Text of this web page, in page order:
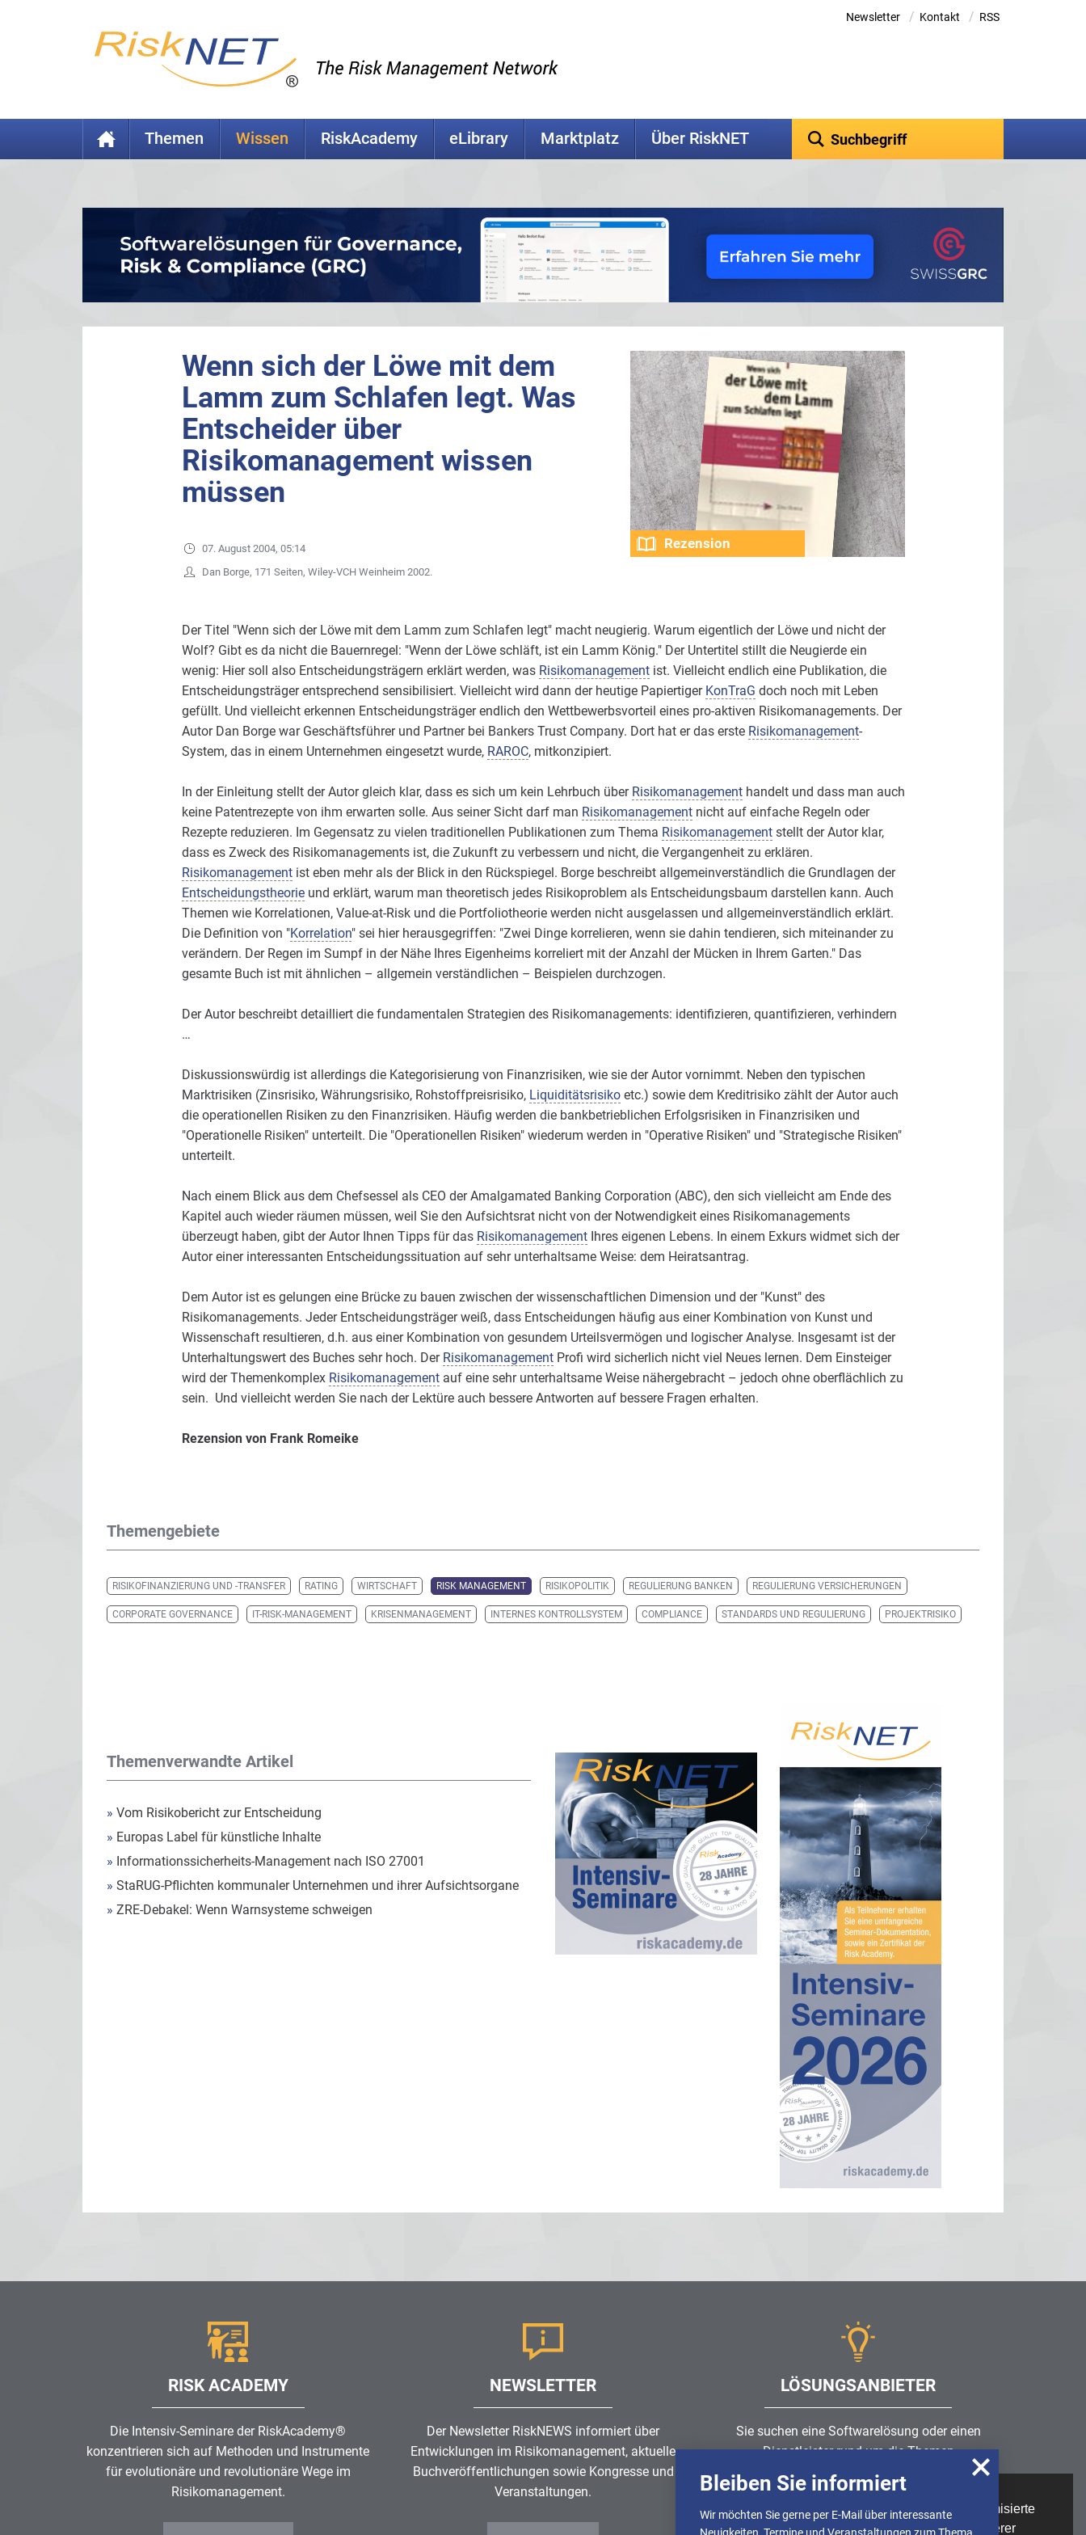
Wir nutzen Cookies, um u.A. anonymisierte
Informationen über die Nutzung unserer
Newsletter / Kontakt / RSS
Themen Wissen RiskAcademy eLibrary Marktplatz Über RiskNET
Wenn sich der Löwe mit dem
Lamm zum Schlafen legt. Was
Entscheider über
Risikomanagement wissen
müssen
07. August 2004, 05:14
Dan Borge, 171 Seiten, Wiley-VCH Weinheim 2002.
Rezension
Der Titel "Wenn sich der Löwe mit dem Lamm zum Schlafen legt" macht neugierig. Warum eigentlich der Löwe und nicht der
Wolf? Gibt es da nicht die Bauernregel: "Wenn der Löwe schläft, ist ein Lamm König." Der Untertitel stillt die Neugierde ein
wenig: Hier soll also Entscheidungsträgern erklärt werden, was Risikomanagementist. Vielleicht endlich eine Publikation, die
Entscheidungsträger entsprechend sensibilisiert. Vielleicht wird dann der heutige Papiertiger KonTraG doch noch mit Leben
gefüllt. Und vielleicht erkennen Entscheidungsträger endlich den Wettbewerbsvorteil eines pro-aktiven Risikomanagements. Der
Autor Dan Borge war Geschäftsführer und Partner bei Bankers Trust Company. Dort hat er das erste Risikomanagement-
System, das in einem Unternehmen eingesetzt wurde, RAROC, mitkonzipiert.
In der Einleitung stellt der Autor gleich klar, dass es sich um kein Lehrbuch über Risikomanagementhandelt und dass man auch
keine Patentrezepte von ihm erwarten solle. Aus seiner Sicht darf man Risikomanagementnicht auf einfache Regeln oder
Rezepte reduzieren. Im Gegensatz zu vielen traditionellen Publikationen zum Thema Risikomanagementstellt der Autor klar,
dass es Zweck des Risikomanagements ist, die Zukunft zu verbessern und nicht, die Vergangenheit zu erklären.
Risikomanagementist eben mehr als der Blick in den Rückspiegel. Borge beschreibt allgemeinverständlich die Grundlagen der
Entscheidungstheorieund erklärt, warum man theoretisch jedes Risikoproblem als Entscheidungsbaum darstellen kann. Auch
Themen wie Korrelationen, Value-at-Risk und die Portfoliotheorie werden nicht ausgelassen und allgemeinverständlich erklärt.
Die Definition von "Korrelation" sei hier herausgegriffen: "Zwei Dinge korrelieren, wenn sie dahin tendieren, sich miteinander zu
verändern. Der Regen im Sumpf in der Nähe Ihres Eigenheims korreliert mit der Anzahl der Mücken in Ihrem Garten." Das
gesamte Buch ist mit ähnlichen – allgemein verständlichen – Beispielen durchzogen.
Der Autor beschreibt detailliert die fundamentalen Strategien des Risikomanagements: identifizieren, quantifizieren, verhindern
…
Diskussionswürdig ist allerdings die Kategorisierung von Finanzrisiken, wie sie der Autor vornimmt. Neben den typischen
Marktrisiken (Zinsrisiko, Währungsrisiko, Rohstoffpreisrisiko, Liquiditätsrisikoetc.) sowie dem Kreditrisiko zählt der Autor auch
die operationellen Risiken zu den Finanzrisiken. Häufig werden die bankbetrieblichen Erfolgsrisiken in Finanzrisiken und
"Operationelle Risiken" unterteilt. Die "Operationellen Risiken" wiederum werden in "Operative Risiken" und "Strategische Risiken"
unterteilt.
Nach einem Blick aus dem Chefsessel als CEO der Amalgamated Banking Corporation (ABC), den sich vielleicht am Ende des
Kapitel auch wieder räumen müssen, weil Sie den Aufsichtsrat nicht von der Notwendigkeit eines Risikomanagements
überzeugt haben, gibt der Autor Ihnen Tipps für das RisikomanagementIhres eigenen Lebens. In einem Exkurs widmet sich der
Autor einer interessanten Entscheidungssituation auf sehr unterhaltsame Weise: dem Heiratsantrag.
Dem Autor ist es gelungen eine Brücke zu bauen zwischen der wissenschaftlichen Dimension und der "Kunst" des
Risikomanagements. Jeder Entscheidungsträger weiß, dass Entscheidungen häufig aus einer Kombination von Kunst und
Wissenschaft resultieren, d.h. aus einer Kombination von gesundem Urteilsvermögen und logischer Analyse. Insgesamt ist der
Unterhaltungswert des Buches sehr hoch. Der RisikomanagementProfi wird sicherlich nicht viel Neues lernen. Dem Einsteiger
wird der Themenkomplex Risikomanagementauf eine sehr unterhaltsame Weise nähergebracht – jedoch ohne oberflächlich zu
sein. Und vielleicht werden Sie nach der Lektüre auch bessere Antworten auf bessere Fragen erhalten.
Rezension von Frank Romeike
Themengebiete
RISIKOFINANZIERUNG UND -TRANSFER RATING WIRTSCHAFT RISK MANAGEMENT RISIKOPOLITIK REGULIERUNG BANKEN REGULIERUNG VERSICHERUNGEN
CORPORATE GOVERNANCE IT-RISK-MANAGEMENT KRISENMANAGEMENT INTERNES KONTROLLSYSTEM COMPLIANCE STANDARDS UND REGULIERUNG PROJEKTRISIKO
Themenverwandte Artikel
» Vom Risikobericht zur Entscheidung
» Europas Label für künstliche Inhalte
» Informationssicherheits-Management nach ISO 27001
» StaRUG-Pflichten kommunaler Unternehmen und ihrer Aufsichtsorgane
» ZRE-Debakel: Wenn Warnsysteme schweigen
RISK ACADEMY
Die Intensiv-Seminare der RiskAcademy®
konzentrieren sich auf Methoden und Instrumente
für evolutionäre und revolutionäre Wege im
Risikomanagement.
NEWSLETTER
Der Newsletter RiskNEWS informiert über
Entwicklungen im Risikomanagement, aktuelle
Buchveröffentlichungen sowie Kongresse und
Veranstaltungen.
LÖSUNGSANBIETER
Sie suchen eine Softwarelösung oder einen
Dienstleister rund um die Themen
Risikomanagement
GRC , IKS oder ISMS?
Partner finden
Bleiben Sie informiert
Wir möchten Sie gerne per E-Mail über interessante